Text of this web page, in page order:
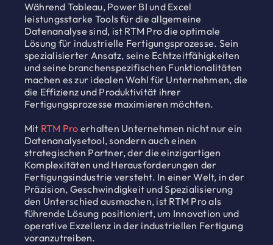
Während Tableau, Power BI und Excel
leistungsstarke Tools für die allgemeine
Datenanalyse sind, ist RTM Pro die optimale
Lösung für industrielle Fertigungsprozesse. Sein
spezialisierter Ansatz, seine Echtzeitfähigkeiten
und seine branchenspezifischen Funktionalitäten
machen es zur idealen Wahl für Unternehmen, die
die Effizienz und Produktivität ihrer
Fertigungsprozesse maximieren möchten.
Mit RTM Pro erhalten Unternehmen nicht nur ein
Datenanalysetool, sondern auch einen
strategischen Partner, der die einzigartigen
Komplexitäten und Herausforderungen der
Fertigungsindustrie versteht. In einer Welt, in der
Präzision, Geschwindigkeit und Spezialisierung
den Unterschied ausmachen, ist RTM Pro als
führende Lösung positioniert, um Innovation und
operative Exzellenz in der industriellen Fertigung
voranzutreiben.